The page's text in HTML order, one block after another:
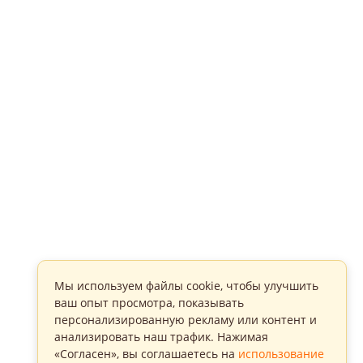
Мы используем файлы cookie, чтобы улучшить
ваш опыт просмотра, показывать
персонализированную рекламу или контент и
анализировать наш трафик. Нажимая
«Согласен», вы соглашаетесь на использование